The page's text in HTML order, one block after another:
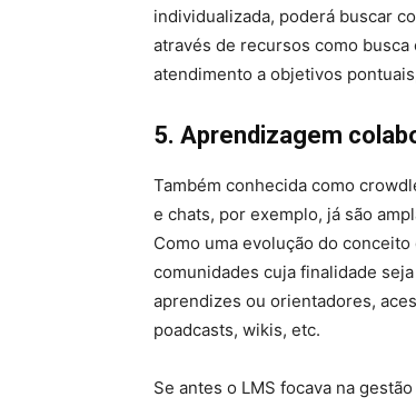
individualizada, poderá buscar
através de recursos como
atendimento a objetivos
5. Aprendizagem
Também conhecida como
e chats, por exemplo, já são
Como uma evolução do
comunidades cuja finalidade
aprendizes ou orientadores,
poadcasts, wikis, etc.
Se antes o LMS focava na